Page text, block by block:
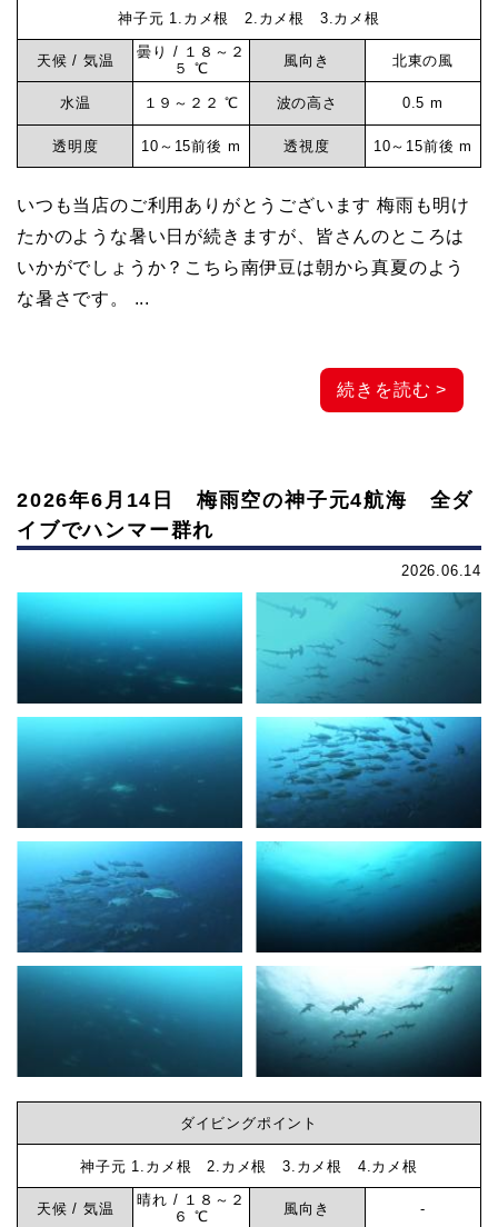
元
マ
リ
ン
ス
神子元 1.カメ根 2.カメ根 3.カメ根
天候 / 気温
曇り / １８～２
５ ℃
風向き 北東の風
水温 １９～２２ ℃ 波の高さ 0.5 m
透明度 10～15前後 m 透視度 10～15前後 m
いつも当店のご利用ありがとうございます 梅雨も明け
たかのような暑い日が続きますが、皆さんのところは
いかがでしょうか？こちら南伊豆は朝から真夏のよう
な暑さです。 ...
続きを読む >
2026年6月14日 梅雨空の神子元4航海 全ダ
イブでハンマー群れ
2026.06.14
ダイビングポイント
神子元 1.カメ根 2.カメ根 3.カメ根 4.カメ根
天候 / 気温
晴れ / １８～２
６ ℃
風向き -